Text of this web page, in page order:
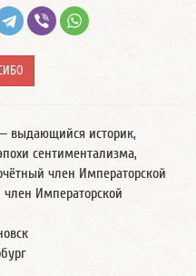
выдающийся историк,
сентиментализма,
член Императорской
Императорской